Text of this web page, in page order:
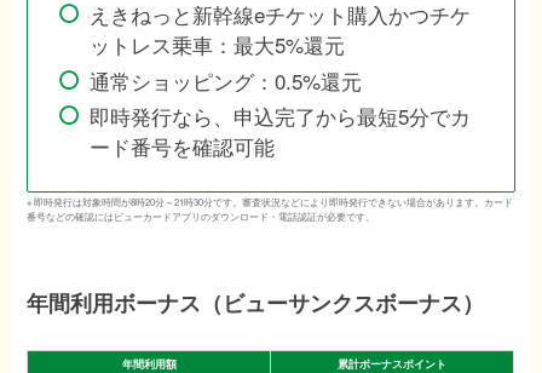
えきねっと新幹線eチケット購入かつチケ
ットレス乗車：最大5%還元
通常ショッピング：0.5%還元
即時発行なら、申込完了から最短5分でカ
ード番号を確認可能
※ 即時発行は対象時間が8時20分～21時30分です。審査状況などにより即時発行できない場合があります。カード
番号などの確認にはビューカードアプリのダウンロード・電話認証が必要です。
年間利用ボーナス（ビューサンクスボーナス）
年間利用額
累計ボーナスポイント